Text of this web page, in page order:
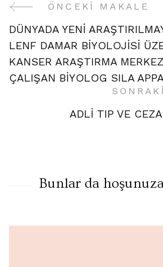
Yazı
Gezinme
ÖNCEKI MAKALE
DÜNYADA YENİ
LENF DAMAR BİYOLOJİSİ
KANSER ARAŞTIRMA
ÇALIŞAN BİYOLOG SILA
ADLİ TIP VE
Bunlar da